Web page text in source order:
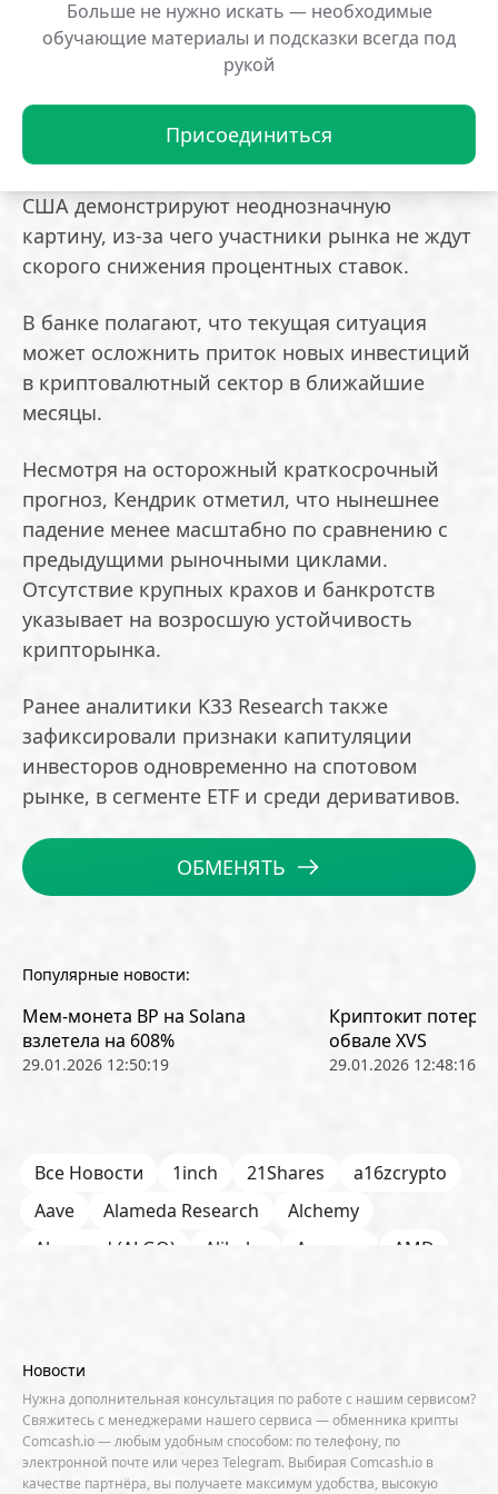
Больше не нужно искать — необходимые
обучающие материалы и подсказки всегда под
рукой
Присоединиться
этих фондов сократился почти на 100 000
BTC с момента ценового пика в октябре 2025
Давление оказывают и макроэкономические
США демонстрируют неоднозначную
картину, из-за чего участники рынка не ждут
скорого снижения процентных ставок.
В банке полагают, что текущая ситуация
может осложнить приток новых инвестиций
в криптовалютный сектор в ближайшие
месяцы.
Несмотря на осторожный краткосрочный
прогноз, Кендрик отметил, что нынешнее
падение менее масштабно по сравнению с
предыдущими рыночными циклами.
Отсутствие крупных крахов и банкротств
указывает на возросшую устойчивость
крипторынка.
Ранее аналитики K33 Research также
зафиксировали признаки капитуляции
инвесторов одновременно на спотовом
рынке, в сегменте ETF и среди деривативов.
ОБМЕНЯТЬ
Популярные новости:
Мем-монета BP на Solana
взлетела на 608%
29.01.2026 12:50:19
Криптокит
обвале XVS
29.01.2026 12:48:16
Все Новости 1inch 21Shares
a16zcrypto
Aave
Alameda Research
Alchemy
Algorand (ALGO)
Alibaba Amazon
AMD
Aster
Binance
BIS Bitcoin Core
Bitcoin Pizza Day
Bitfarms
Bitfinex Bitget
Bithumb
BitMEX
BitOK Bitwise BlackRock Block
Новости
Нужна дополнительная консультация по работе с нашим сервисом?
Свяжитесь с менеджерами нашего сервиса — обменника крипты
Comcash.io — любым удобным способом: по телефону, по
электронной почте или через Telegram. Выбирая Comcash.io в
качестве партнёра, вы получаете максимум удобства, высокую